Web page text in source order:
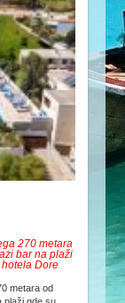
270 metara
bar na plaži
Dore
metara od